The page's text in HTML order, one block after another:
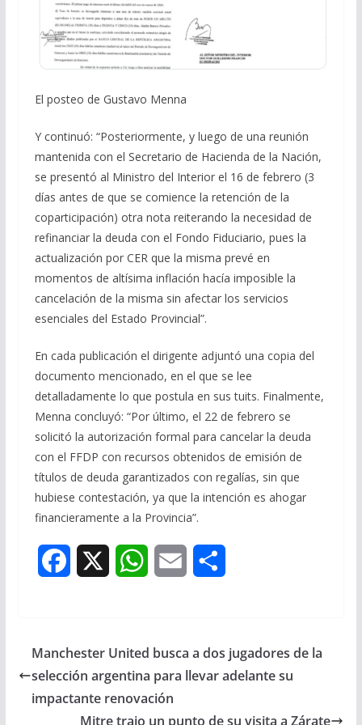
El posteo de Gustavo Menna
Y continuó: “Posteriormente, y luego de una reunión
mantenida con el Secretario de Hacienda de la Nación,
se presentó al Ministro del Interior el 16 de febrero (3
días antes de que se comience la retención de la
coparticipación) otra nota reiterando la necesidad de
refinanciar la deuda con el Fondo Fiduciario, pues la
actualización por CER que la misma prevé en
momentos de altísima inflación hacía imposible la
cancelación de la misma sin afectar los servicios
esenciales del Estado Provincial”.
En cada publicación el dirigente adjuntó una copia del
documento mencionado, en el que se lee
detalladamente lo que postula en sus tuits. Finalmente,
Menna concluyó: “Por último, el 22 de febrero se
solicitó la autorización formal para cancelar la deuda
con el FFDP con recursos obtenidos de emisión de
títulos de deuda garantizados con regalías, sin que
hubiese contestación, ya que la intención es ahogar
financieramente a la Provincia”.
e
b
W
t
i
r
Manchester United busca a dos jugadores de la
selección argentina para llevar adelante su
impactante renovación
Mitre trajo un punto de su visita a Zárate